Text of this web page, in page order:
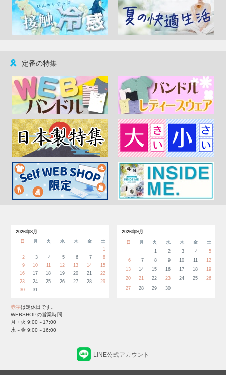
定番の特集
2026年8月
日
月 火 水 木 金
土
1
2
3 4 5 6 7
8
9
10 11 12 13 14
15
16
17 18 19 20 21
22
23
24 25 26 27 28
29
30
31
2026年9月
日
月 火 水 木 金
土
1
2 3 4
5
6
7 8 9 10 11
12
13
14 15 16 17 18
19
20
21 22 23 24 25
26
27
28 29 30
赤字は定休日です。
WEBSHOPの営業時間
月・火 9:00～17:00
水～金 9:00～16:00
LINE公式アカウント